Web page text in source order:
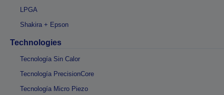
LPGA
Shakira + Epson
Technologies
Tecnología Sin Calor
Tecnología PrecisionCore
Tecnología Micro Piezo